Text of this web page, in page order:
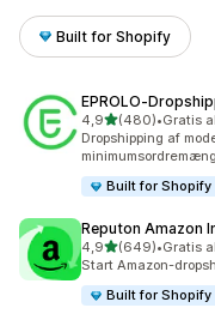
Built for Shopify
4,9ud af 5 stjerner
(480)
480 anmeldelser i
•Gratis
Dropshipping af
Built for Shopify
Reputon Amazon
4,9ud af 5 stjerner
(649)
649 anmeldelser i
•Gratis
Start Amazon-
Built for Shopify